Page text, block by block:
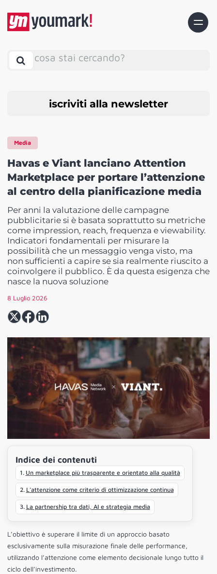
cosa stai cercando?
iscriviti alla newsletter
Media
Havas e Viant lanciano Attention
Marketplace per portare l’attenzione
al centro della pianificazione media
Per anni la valutazione delle campagne
pubblicitarie si è basata soprattutto su metriche
come impression, reach, frequenza e viewability.
Indicatori fondamentali per misurare la
possibilità che un messaggio venga visto, ma
non sufficienti a capire se sia realmente riuscito a
coinvolgere il pubblico. È da questa esigenza che
nasce la nuova soluzione
8 Luglio 2026
Indice dei contenuti
Un marketplace più trasparente e orientato alla qualità
L’attenzione come criterio di ottimizzazione continua
La partnership tra dati, AI e strategia media
L’obiettivo è superare il limite di un approccio basato
esclusivamente sulla misurazione finale delle performance,
utilizzando l’attenzione come elemento decisionale lungo tutto il
ciclo dell’investimento.